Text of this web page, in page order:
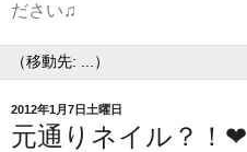
ださい♫
2012年1月7日土曜日
元通りネイル？！❤